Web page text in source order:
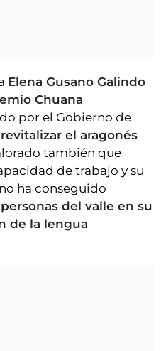
Elena Gusano Galindo
Chuana
por el Gobierno de
revitalizar el aragonés
también que
de trabajo y su
ha conseguido
del valle en su
de la lengua